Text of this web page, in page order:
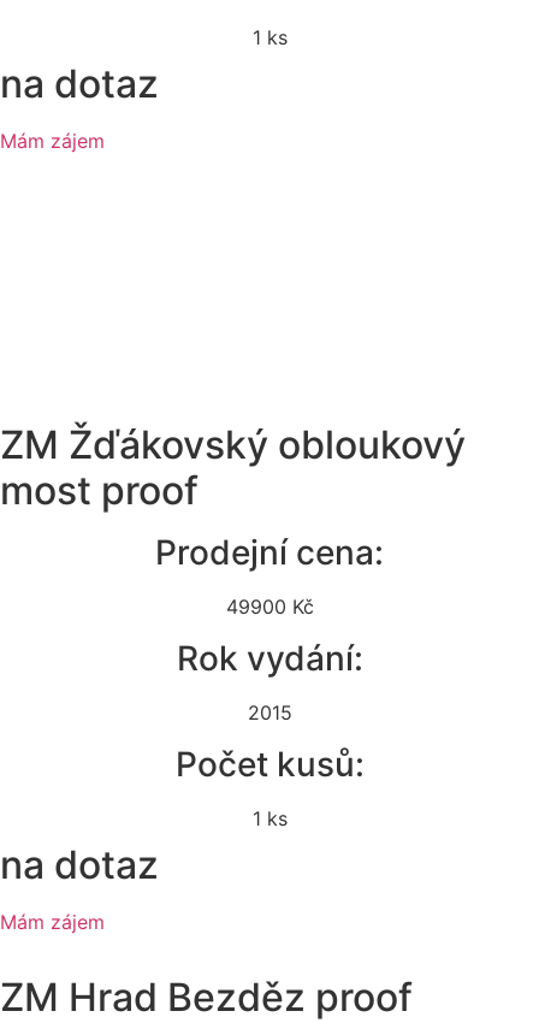
1 ks
na dotaz
Mám zájem
ZM Žďákovský obloukový
most proof
Prodejní cena:
49900 Kč
Rok vydání:
2015
Počet kusů:
1 ks
na dotaz
Mám zájem
ZM Hrad Bezděz proof